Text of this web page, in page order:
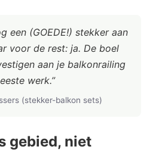
een (GOEDE!) stekker aan
voor de rest: ja. De boel
aan je balkonrailing
werk.”
(stekker-balkon sets)
gebied, niet